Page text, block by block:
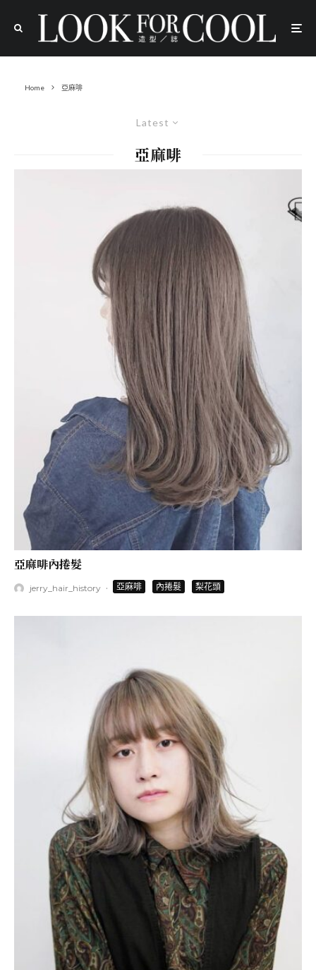
Home 亞麻啡
Latest
亞麻啡
亞麻啡內捲髮
jerry_hair_history · 亞麻啡 內捲髮 梨花頭